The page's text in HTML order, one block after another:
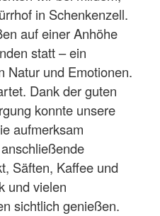
in Schenkenzell.
auf einer Anhöhe
statt – ein
Natur und Emotionen.
Dank der guten
konnte unsere
aufmerksam
Säften, Kaffee und
und vielen
sichtlich genießen.